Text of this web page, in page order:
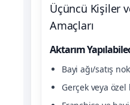
Üçüncü Kişiler
Amaçları
Aktarım
Bayi ağı/satış
Gerçek veya